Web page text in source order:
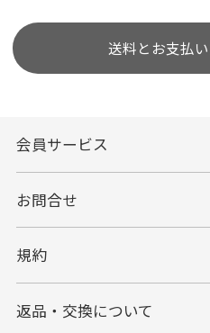
送料とお支払
会員サービス
お問合せ
規約
返品・交換について